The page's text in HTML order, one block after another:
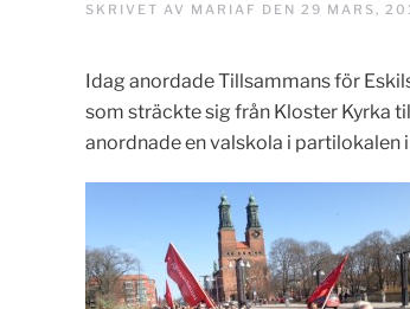
SKRIVET AV MARIAF DEN 29 MARS,
Idag anordade Tillsammans för
som sträckte sig från Kloster Kyrka
anordnade en valskola i partilokalen